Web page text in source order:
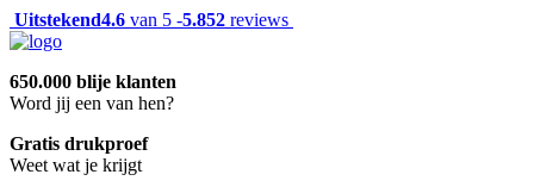
Uitstekend4.6 van 5 -5.852 reviews
650.000 blije klanten
Word jij een van hen?
Gratis drukproef
Weet wat je krijgt